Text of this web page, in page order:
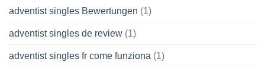
adventist singles Bewertungen (1)
adventist singles de review (1)
adventist singles fr come funziona (1)